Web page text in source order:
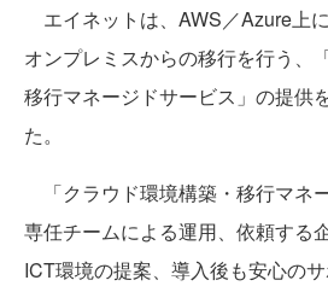
エイネットは、AWS／Azure上
オンプレミスからの移行を行う、
移行マネージドサービス」の提供
た。
「クラウド環境構築・移行マネ
専任チームによる運用、依頼する
ICT環境の提案、導入後も安心の